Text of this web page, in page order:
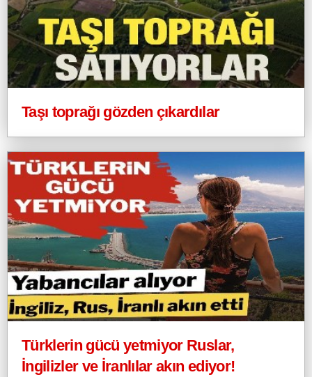
Taşı toprağı gözden çıkardılar
Türklerin gücü yetmiyor Ruslar,
İngilizler ve İranlılar akın ediyor!